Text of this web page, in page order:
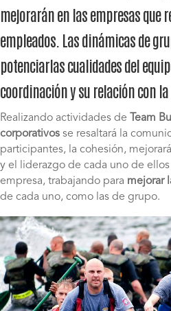
mejorarán en las empresas que
empleados. Las dinámicas de
potenciarlas cualidades del
coordinación y su relación con la
Realizando actividades de Team
corporativos se resaltará la
participantes, la cohesión,
y el liderazgo de cada uno de
empresa, trabajando para mejorar
de cada uno, como las de grupo.